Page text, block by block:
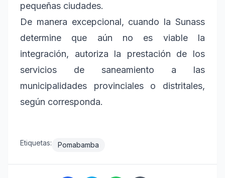
pequeñas ciudades.
De manera excepcional, cuando la Sunass
determine que aún no es viable la
integración, autoriza la prestación de los
servicios de saneamiento a las
municipalidades provinciales o distritales,
según corresponda.
Etiquetas: Pomabamba